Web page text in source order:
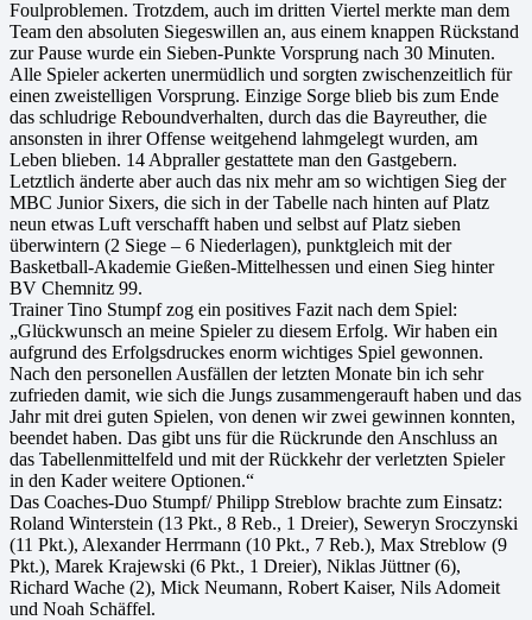
Foulproblemen. Trotzdem, auch im dritten Viertel merkte man dem
Team den absoluten Siegeswillen an, aus einem knappen Rückstand
zur Pause wurde ein Sieben-Punkte Vorsprung nach 30 Minuten.
Alle Spieler ackerten unermüdlich und sorgten zwischenzeitlich für
einen zweistelligen Vorsprung. Einzige Sorge blieb bis zum Ende
das schludrige Reboundverhalten, durch das die Bayreuther, die
ansonsten in ihrer Offense weitgehend lahmgelegt wurden, am
Leben blieben. 14 Abpraller gestattete man den Gastgebern.
Letztlich änderte aber auch das nix mehr am so wichtigen Sieg der
MBC Junior Sixers, die sich in der Tabelle nach hinten auf Platz
neun etwas Luft verschafft haben und selbst auf Platz sieben
überwintern (2 Siege – 6 Niederlagen), punktgleich mit der
Basketball-Akademie Gießen-Mittelhessen und einen Sieg hinter
BV Chemnitz 99.
Trainer Tino Stumpf zog ein positives Fazit nach dem Spiel:
„Glückwunsch an meine Spieler zu diesem Erfolg. Wir haben ein
aufgrund des Erfolgsdruckes enorm wichtiges Spiel gewonnen.
Nach den personellen Ausfällen der letzten Monate bin ich sehr
zufrieden damit, wie sich die Jungs zusammengerauft haben und das
Jahr mit drei guten Spielen, von denen wir zwei gewinnen konnten,
beendet haben. Das gibt uns für die Rückrunde den Anschluss an
das Tabellenmittelfeld und mit der Rückkehr der verletzten Spieler
in den Kader weitere Optionen.“
Das Coaches-Duo Stumpf/ Philipp Streblow brachte zum Einsatz:
Roland Winterstein (13 Pkt., 8 Reb., 1 Dreier), Seweryn Sroczynski
(11 Pkt.), Alexander Herrmann (10 Pkt., 7 Reb.), Max Streblow (9
Pkt.), Marek Krajewski (6 Pkt., 1 Dreier), Niklas Jüttner (6),
Richard Wache (2), Mick Neumann, Robert Kaiser, Nils Adomeit
und Noah Schäffel.